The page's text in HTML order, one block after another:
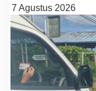
7 Agustus 2026